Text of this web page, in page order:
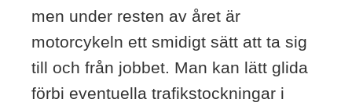
men under resten av året är
motorcykeln ett smidigt sätt att ta sig
till och från jobbet. Man kan lätt glida
förbi eventuella trafikstockningar i